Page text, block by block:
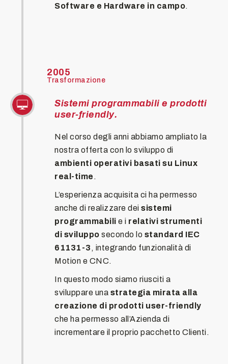
Software e Hardware in campo.
2005
Trasformazione
Sistemi programmabili e prodotti
user-friendly.
Nel corso degli anni abbiamo ampliato la
nostra offerta con lo sviluppo di
ambienti operativi basati su Linux
real-time .
L’esperienza acquisita ci ha permesso
anche di realizzare dei sistemi
programmabili e i relativi strumenti
di sviluppo secondo lo standard IEC
61131-3 , integrando funzionalità di
Motion e CNC.
In questo modo siamo riusciti a
sviluppare una strategia mirata alla
creazione di prodotti user-friendly
che ha permesso all’Azienda di
incrementare il proprio pacchetto Clienti.